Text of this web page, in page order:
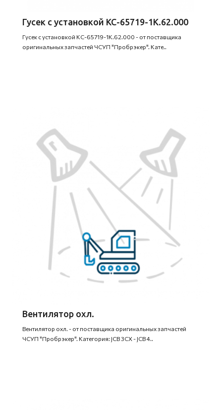
Гусек с установкой КС-65719-1К.62.000
Гусек с установкой КС-65719-1К.62.000 - от поставщика
оригинальных запчастей ЧСУП "Пробрэкер". Кате..
Вентилятор охл.
Вентилятор охл. - от поставщика оригинальных запчастей
ЧСУП "Пробрэкер". Категория: JCB 3CX - JCB 4..